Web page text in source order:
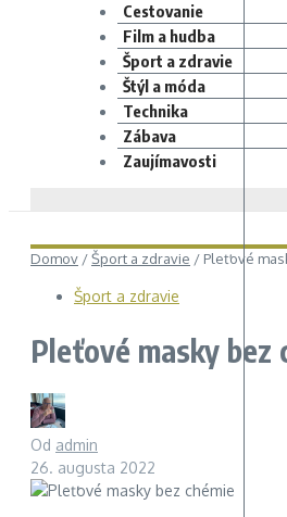
Cestovanie
Film a hudba
Šport a zdravie
Štýl a móda
Technika
Zábava
Zaujímavosti
Domov /Šport a zdravie / Pleťové
Šport a zdravie
Pleťové masky bez
Od admin
26. augusta 2022